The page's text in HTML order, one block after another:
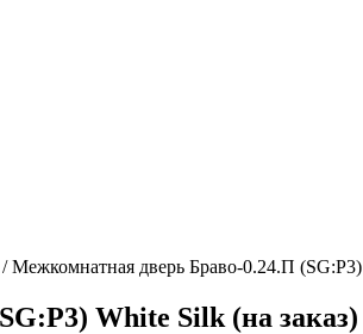
/ Межкомнатная дверь Браво-0.24.П (SG:P3)
White Silk (на заказ)